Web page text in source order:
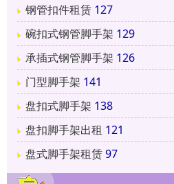
钢管扣件租赁 127
碗扣式钢管脚手架 129
承插式钢管脚手架 126
门型脚手架 141
盘扣式脚手架 138
盘扣脚手架出租 121
盘式脚手架租赁97